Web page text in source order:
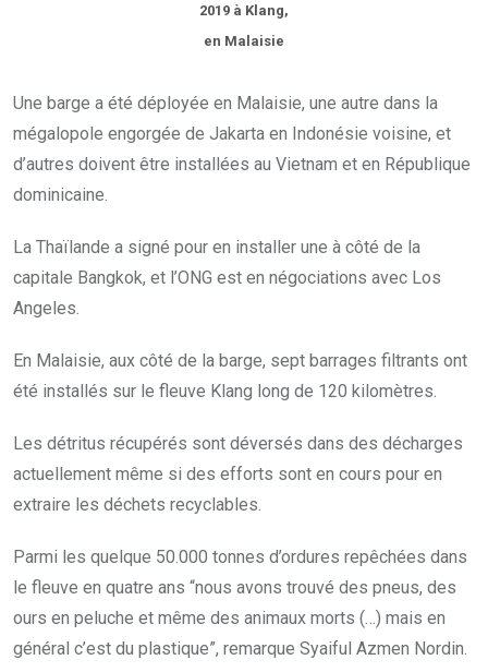
2019 à Klang,
en Malaisie
Une barge a été déployée en Malaisie, une autre dans la
mégalopole engorgée de Jakarta en Indonésie voisine, et
d’autres doivent être installées au Vietnam et en République
dominicaine.
La Thaïlande a signé pour en installer une à côté de la
capitale Bangkok, et l’ONG est en négociations avec Los
Angeles.
En Malaisie, aux côté de la barge, sept barrages filtrants ont
été installés sur le fleuve Klang long de 120 kilomètres.
Les détritus récupérés sont déversés dans des décharges
actuellement même si des efforts sont en cours pour en
extraire les déchets recyclables.
Parmi les quelque 50.000 tonnes d’ordures repêchées dans
le fleuve en quatre ans “nous avons trouvé des pneus, des
ours en peluche et même des animaux morts (…) mais en
général c’est du plastique”, remarque Syaiful Azmen Nordin.